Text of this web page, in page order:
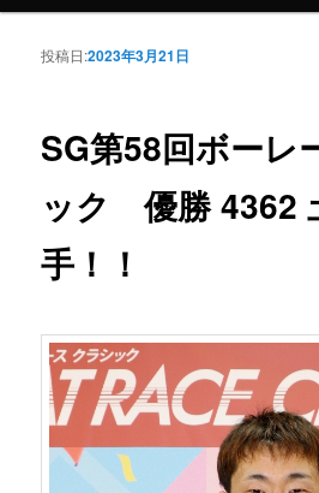
SG第58回ボーレ
ック 優勝 4362
手！！
投稿日:2023年3月21日